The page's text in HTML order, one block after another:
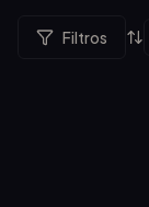
Filtros